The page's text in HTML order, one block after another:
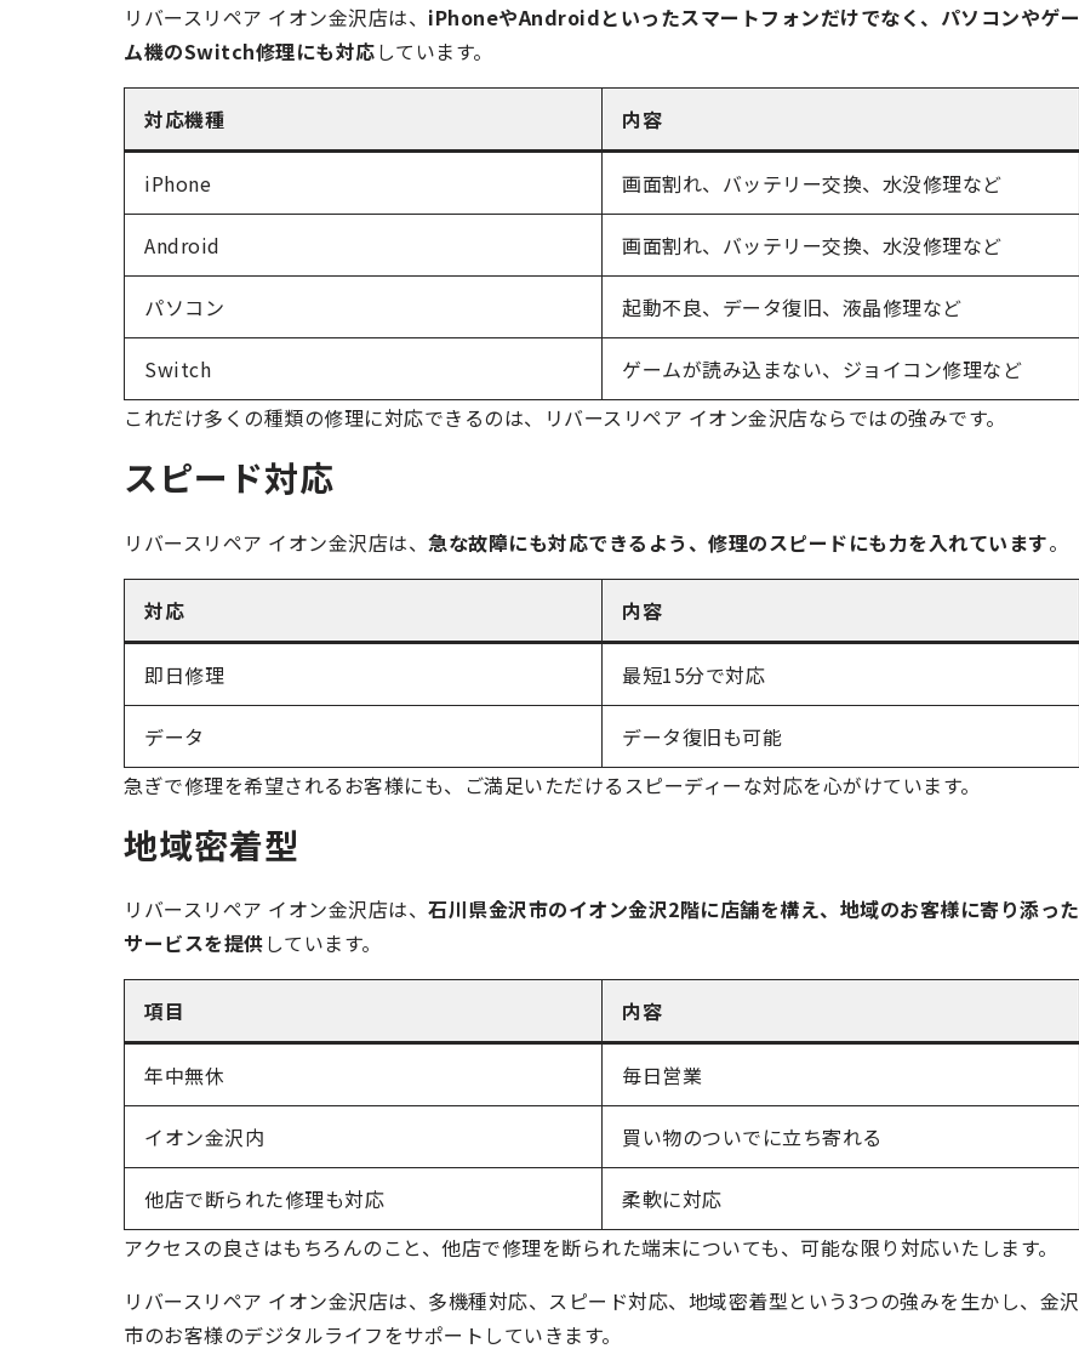
リバースリペア イオン金沢店は、 iPhoneやAndroidといったスマートフォンだけでなく、パソコンやゲー
ム機のSwitch修理にも対応しています。
対応機種 内容
iPhone 画面割れ、バッテリー交換、水没修理など
Android 画面割れ、バッテリー交換、水没修理など
パソコン 起動不良、データ復旧、液晶修理など
Switch
ゲームが読み込まない、ジョイコン修理など
これだけ多くの種類の修理に対応できるのは、リバースリペア イオン金沢店ならではの強みです。
スピード対応
リバースリペア イオン金沢店は、 急な故障にも対応できるよう、修理のスピードにも力を入れています。
対応 内容
即日修理 最短15分で対応
データ
データ復旧も可能
急ぎで修理を希望されるお客様にも、ご満足いただけるスピーディーな対応を心がけています。
地域密着型
リバースリペア イオン金沢店は、 石川県金沢市のイオン金沢2階に店舗を構え、地域のお客様に寄り添った
サービスを提供しています。
項目 内容
年中無休 毎日営業
イオン金沢内 買い物のついでに立ち寄れる
他店で断られた修理も対応
柔軟に対応
アクセスの良さはもちろんのこと、他店で修理を断られた端末についても、可能な限り対応いたします。
リバースリペア イオン金沢店は、多機種対応、スピード対応、地域密着型という3つの強みを生かし、金沢
市のお客様のデジタルライフをサポートしていきます。